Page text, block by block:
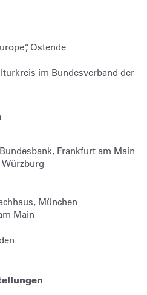
Ostende
im Bundesverband der
Frankfurt am Main
München
Main